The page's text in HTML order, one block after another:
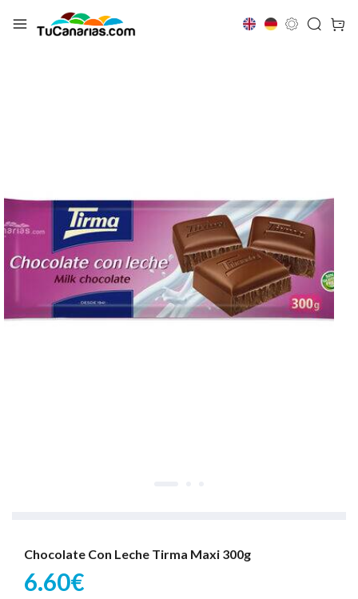
Chocolate Con Leche Tirma Maxi 300g
6.60€